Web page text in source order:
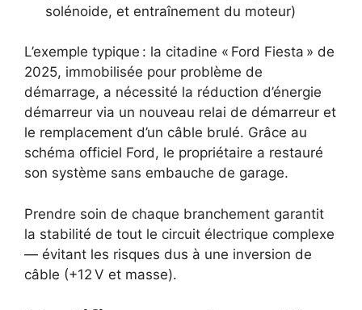
solénoide, et entraînement du moteur)
L’exemple typique : la citadine « Ford Fiesta » de
2025, immobilisée pour problème de
démarrage, a nécessité la réduction d’énergie
démarreur via un nouveau relai de démarreur et
le remplacement d’un câble brulé. Grâce au
schéma officiel Ford, le propriétaire a restauré
son système sans embauche de garage.
Prendre soin de chaque branchement garantit
la stabilité de tout le circuit électrique complexe
— évitant les risques dus à une inversion de
câble (+12 V et masse).